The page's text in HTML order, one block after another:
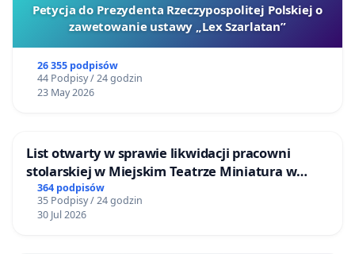
Petycja do Prezydenta Rzeczypospolitej Polskiej o
zawetowanie ustawy „Lex Szarlatan”
26 355 podpisów
44 Podpisy / 24 godzin
23 May 2026
List otwarty w sprawie likwidacji pracowni
stolarskiej w Miejskim Teatrze Miniatura w
Gdańsku
364 podpisów
35 Podpisy / 24 godzin
30 Jul 2026